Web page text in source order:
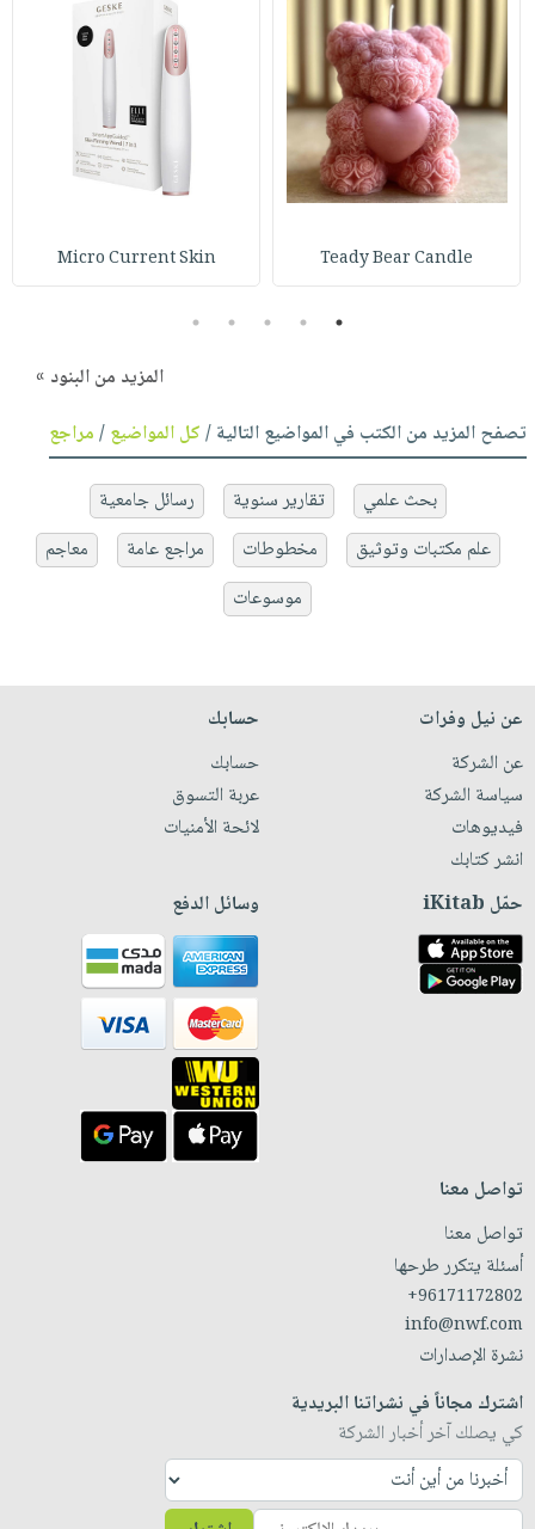
Teady Bear Candle
Micro Current Skin
1
2
3
4
5
المزيد من البنود »
تصفح المزيد من الكتب في المواضيع التالية /كل المواضيع/مراجع
بحث علمي تقارير سنوية
رسائل جامعية
علم مكتبات وتوثيق
مخطوطات مراجع عامة
معاجم
موسوعات
عن نيل وفرات
عن الشركة
سياسة الشركة
فيديوهات
انشر كتابك
حسابك
حسابك
عربة التسوق
لائحة الأمنيات
حمّل iKitab وسائل الدفع
تواصل معنا
تواصل معنا
أسئلة يتكرر طرحها
+96171172802
info@nwf.com
نشرة الإصدارات
اشترك مجاناً في نشراتنا البريدية
كي يصلك آخر أخبار الشركة